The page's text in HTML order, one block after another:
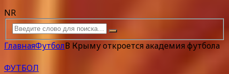
NR
ГлавнаяФутболВ Крыму откроется академия футбола
ФУТБОЛ